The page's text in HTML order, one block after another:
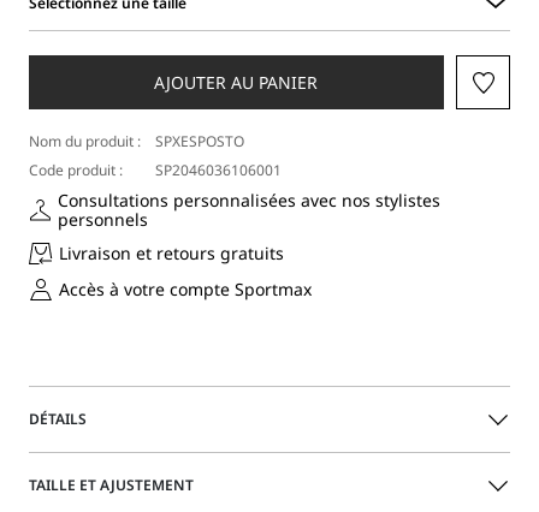
une
AJOUTER AU PANIER
Nom du produit :
SPXESPOSTO
Code produit :
SP2046036106001
Consultations personnalisées avec nos stylistes
personnels
Livraison et retours gratuits
Accès à votre compte Sportmax
DÉTAILS
Veste courte à la construction inspirée des modèles
TAILLE ET AJUSTEMENT